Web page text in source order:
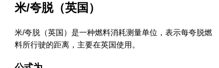
米/夸脱（英国）
米/夸脱（英国）是一种燃料消耗测量单位，表示每夸脱燃
料所行驶的距离，主要在英国使用。